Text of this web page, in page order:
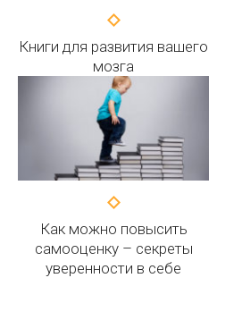
Книги для развития вашего
мозга
Как можно повысить
самооценку – секреты
уверенности в себе